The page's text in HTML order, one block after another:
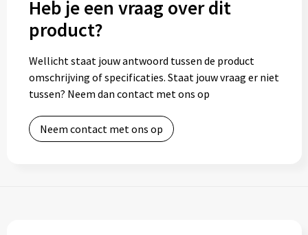
Heb je een vraag over dit
product?
Wellicht staat jouw antwoord tussen de product
omschrijving of specificaties. Staat jouw vraag er niet
tussen? Neem dan contact met ons op
Neem contact met ons op